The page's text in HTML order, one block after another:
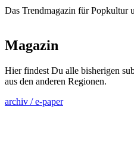
Das Trendmagazin für Popkultur
Magazin
Hier findest Du alle bisherigen
aus den anderen Regionen.
archiv / e-paper